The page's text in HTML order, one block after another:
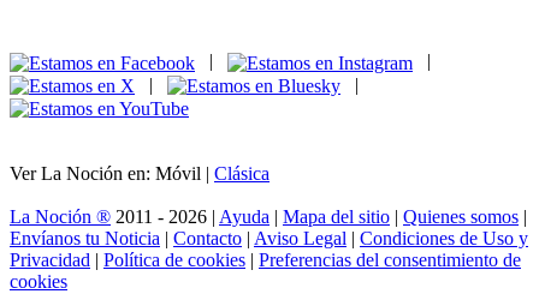
|
|
Ver La Noción en: Móvil | Clásica
La Noción ® 2011 - 2026 | Ayuda | Mapa del sitio | Quienes somos |
Envíanos tu Noticia | Contacto | Aviso Legal | Condiciones de Uso y
Privacidad | Política de cookies | Preferencias del consentimiento de
cookies